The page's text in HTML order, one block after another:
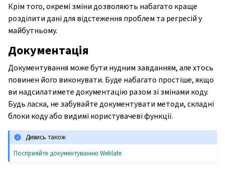
Крім того, окремі зміни дозволяють набагато краще
розділити дані для відстеження проблем та регресій у
майбутньому.
Документація
Документування може бути нудним завданням, але хтось
повинен його виконувати. Буде набагато простіше, якщо
ви надсилатимете документацію разом зі змінами коду.
Будь ласка, не забувайте документувати методи, складні
блоки коду або видимі користувачеві функції.
Дивись також
Посприяйте документуванню Weblate